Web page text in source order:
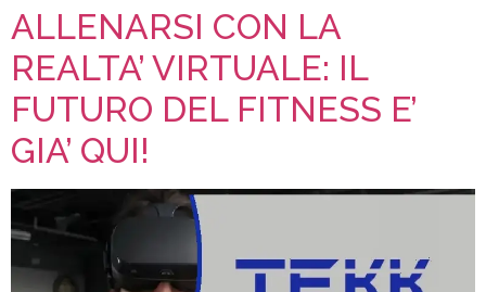
ALLENARSI CON LA
REALTA’ VIRTUALE: IL
FUTURO DEL FITNESS E’
GIA’ QUI!